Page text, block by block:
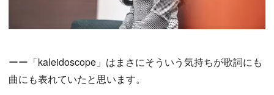
ーー「kaleidoscope」はまさにそういう気持ちが歌詞にも
曲にも表れていたと思います。